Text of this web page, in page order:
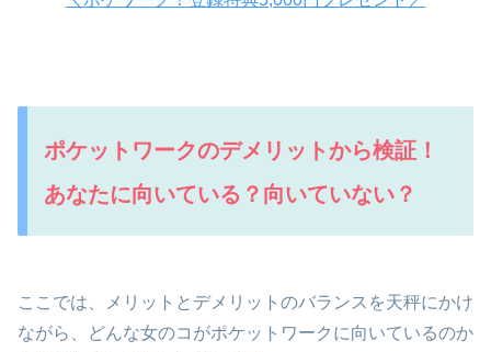
ポケットワークのデメリットから検証！
あなたに向いている？向いていない？
ここでは、メリットとデメリットのバランスを天秤にかけ
ながら、どんな女のコがポケットワークに向いているのか